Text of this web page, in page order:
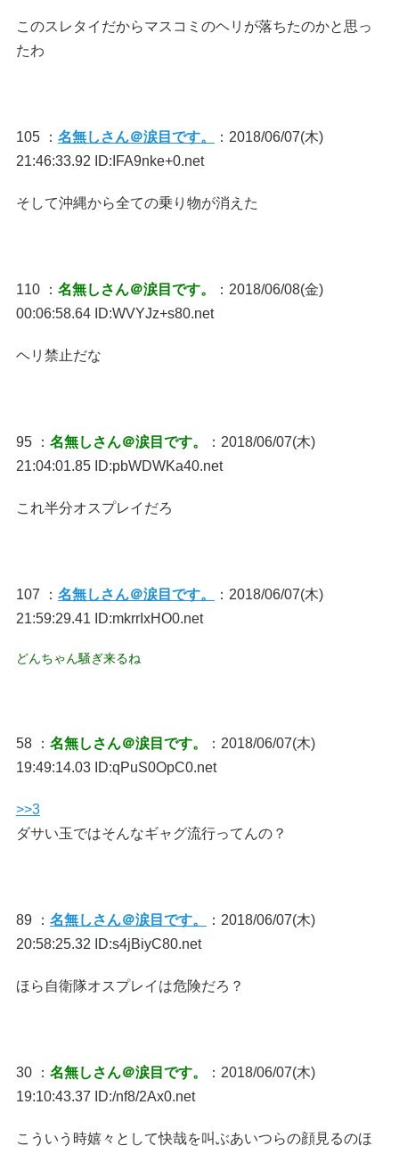
このスレタイだからマスコミのヘリが落ちたのかと思っ
たわ
105 ： 名無しさん＠涙目です。
：2018/06/07(木)
21:46:33.92 ID:IFA9nke+0.net
そして沖縄から全ての乗り物が消えた
110 ： 名無しさん＠涙目です。
：2018/06/08(金)
00:06:58.64 ID:WVYJz+s80.net
ヘリ禁止だな
95 ： 名無しさん＠涙目です。
：2018/06/07(木)
21:04:01.85 ID:pbWDWKa40.net
これ半分オスプレイだろ
107 ： 名無しさん＠涙目です。
：2018/06/07(木)
21:59:29.41 ID:mkrrIxHO0.net
どんちゃん騒ぎ来るね
58 ： 名無しさん＠涙目です。
：2018/06/07(木)
19:49:14.03 ID:qPuS0OpC0.net
>>3
ダサい玉ではそんなギャグ流行ってんの？
89 ： 名無しさん＠涙目です。
：2018/06/07(木)
20:58:25.32 ID:s4jBiyC80.net
ほら自衛隊オスプレイは危険だろ？
30 ： 名無しさん＠涙目です。
：2018/06/07(木)
19:10:43.37 ID:/nf8/2Ax0.net
こういう時嬉々として快哉を叫ぶあいつらの顔見るのほ